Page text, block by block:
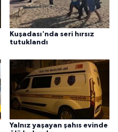
Kuşadası'nda seri hırsız
tutuklandı
Yalnız yaşayan şahıs evinde